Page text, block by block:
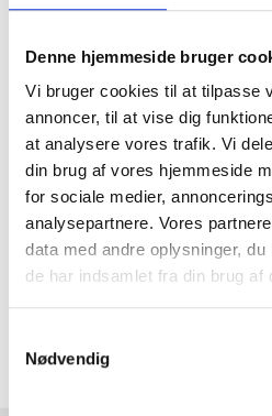
Denne hjemmeside bruger
Vi bruger cookies til at tilpasse
annoncer, til at vise dig
at analysere vores trafik. Vi
din brug af vores hjemmeside
for sociale medier,
analysepartnere. Vores
data med andre oplysninger,
de har indsamlet fra din brug af
Nødvendig
af plakater. Det er lige netop
mulighed for at sætte dit
plakater findes i forskellige
enkelte plakat. Lav en billedvæg
plakat.
Mangler du en
passepartout til